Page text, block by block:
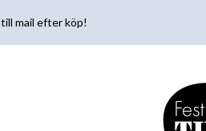
mail efter köp!